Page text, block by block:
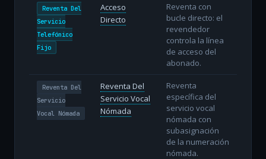
Reventa Del
Servicio
Telefónico
Fijo
Acceso
Directo
Reventa con
bucle directo: el
revendedor
controla la línea
de acceso del
abonado.
Reventa Del
Servicio
Vocal Nómada
Reventa Del
Servicio Vocal
Nómada
Reventa
específica del
servicio vocal
nómada con
subasignación
de la numeración
nómada.